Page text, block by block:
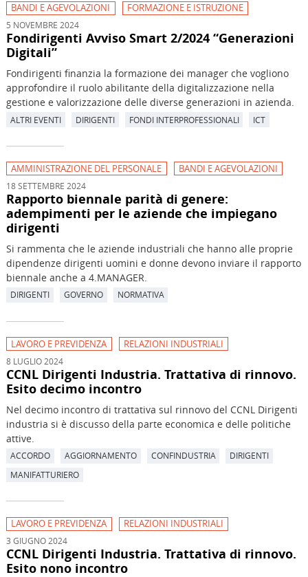
BANDI E AGEVOLAZIONI FORMAZIONE E ISTRUZIONE
5 NOVEMBRE 2024
Fondirigenti Avviso Smart 2/2024 “Generazioni
Digitali”
Fondirigenti finanzia la formazione dei manager che vogliono
approfondire il ruolo abilitante della digitalizzazione nella
gestione e valorizzazione delle diverse generazioni in azienda.
ALTRI EVENTI DIRIGENTI FONDI INTERPROFESSIONALI ICT
AMMINISTRAZIONE DEL PERSONALE BANDI E AGEVOLAZIONI
18 SETTEMBRE 2024
Rapporto biennale parità di genere:
adempimenti per le aziende che impiegano
dirigenti
Si rammenta che le aziende industriali che hanno alle proprie
dipendenze dirigenti uomini e donne devono inviare il rapporto
biennale anche a 4.MANAGER.
DIRIGENTI GOVERNO NORMATIVA
LAVORO E PREVIDENZA RELAZIONI INDUSTRIALI
8 LUGLIO 2024
CCNL Dirigenti Industria. Trattativa di rinnovo.
Esito decimo incontro
Nel decimo incontro di trattativa sul rinnovo del CCNL Dirigenti
industria si è discusso della parte economica e delle politiche
attive.
ACCORDO AGGIORNAMENTO CONFINDUSTRIA
DIRIGENTI
MANIFATTURIERO
LAVORO E PREVIDENZA RELAZIONI INDUSTRIALI
3 GIUGNO 2024
CCNL Dirigenti Industria. Trattativa di rinnovo.
Esito nono incontro